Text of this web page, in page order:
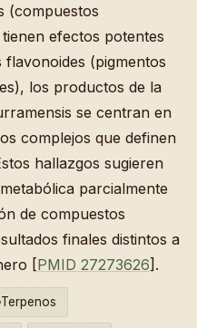
(compuestos
efectos potentes
(pigmentos
los productos de la
se centran en
complejos que definen
hallazgos sugieren
parcialmente
de compuestos
finales distintos a
[PMID 27273626].
Terpenos